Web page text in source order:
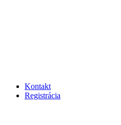
Kontakt
Registrácia